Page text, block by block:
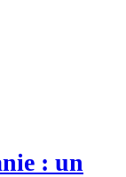
: un